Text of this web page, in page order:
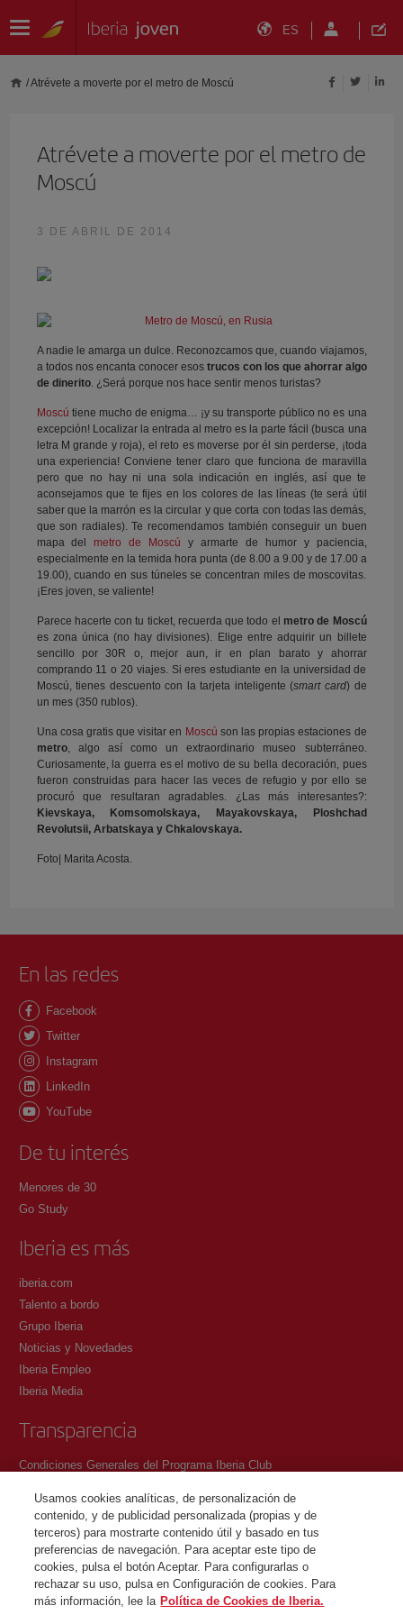
ES
/Atrévete a moverte por el metro de Moscú
Atrévete a moverte por el metro de
Moscú
3 DE ABRIL DE 2014
A nadie le amarga un dulce. Reconozcamos que, cuando viajamos,
a todos nos encanta conocer esos trucos con los que ahorrar algo
de dinerito. ¿Será porque nos hace sentir menos turistas?
Moscú tiene mucho de enigma… ¡y su transporte público no es una
excepción! Localizar la entrada al metro es la parte fácil (busca una
letra M grande y roja), el reto es moverse por él sin perderse, ¡toda
una experiencia! Conviene tener claro que funciona de maravilla
pero que no hay ni una sola indicación en inglés, así que te
aconsejamos que te fijes en los colores de las líneas (te será útil
saber que la marrón es la circular y que corta con todas las demás,
que son radiales). Te recomendamos también conseguir un buen
mapa del metro de Moscú
y armarte de humor y paciencia,
especialmente en la temida hora punta (de 8.00 a 9.00 y de 17.00 a
19.00), cuando en sus túneles se concentran miles de moscovitas.
¡Eres joven, se valiente!
Parece hacerte con tu ticket, recuerda que todo el metro de Moscú
es zona única (no hay divisiones). Elige entre adquirir un billete
sencillo por 30R o, mejor aun, ir en plan barato y ahorrar
comprando 11 o 20 viajes. Si eres estudiante en la universidad de
Moscú, tienes descuento con la tarjeta inteligente (smart card) de
un mes (350 rublos).
Una cosa gratis que visitar en Moscú son las propias estaciones de
metro, algo así como un extraordinario museo subterráneo.
Curiosamente, la guerra es el motivo de su bella decoración, pues
fueron construidas para hacer las veces de refugio y por ello se
procuró que resultaran agradables. ¿Las más interesantes?:
Kievskaya, Komsomolskaya, Mayakovskaya, Ploshchad
Revolutsii, Arbatskaya y Chkalovskaya.
Foto| Marita Acosta.
En las redes
Facebook
Twitter
Instagram
LinkedIn
YouTube
De tu interés
Menores de 30
Go Study
Iberia es más
iberia.com
Talento a bordo
Grupo Iberia
Noticias y Novedades
Iberia Empleo
Iberia Media
Transparencia
Condiciones Generales del Programa Iberia Club
Política de protección de datos personales
Gestión y Política de cookies
Contacto
©Iberia Joven 2026. Todos los derechos reservados.
Usamos cookies analíticas, de personalización de
contenido, y de publicidad personalizada (propias y de
terceros) para mostrarte contenido útil y basado en tus
preferencias de navegación. Para aceptar este tipo de
cookies, pulsa el botón Aceptar. Para configurarlas o
rechazar su uso, pulsa en Configuración de cookies. Para
más información, lee la Política de Cookies de Iberia.